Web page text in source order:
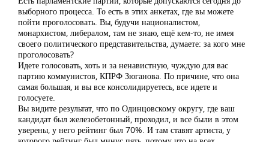
выборного процесса. То есть в этих анкетах, где вы можете
пойти проголосовать. Вы, будучи националистом,
монархистом, либералом, там не знаю, ещё кем-то, не имея
своего политического представительства, думаете: за кого мне
проголосовать?
Идете голосовать, хоть и за ненавистную, чуждую для вас
партию коммунистов, КПРФ Зюганова. По причине, что она
самая большая, и вы все консолидируетесь, все идете и
голосуете.
Вы видите результат, что по Одинцовскому округу, где ваш
кандидат был железобетонный, проходил, и все были в этом
уверены, у него рейтинг был 70%. И там ставят артиста, у